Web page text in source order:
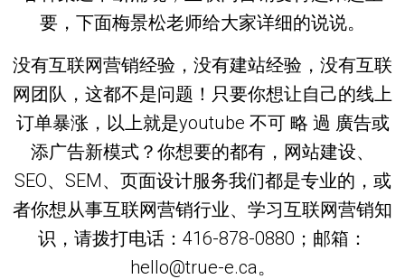
要，下面梅景松老师给大家详细的说说。
没有互联网营销经验，没有建站经验，没有互联
网团队，这都不是问题！只要你想让自己的线上
订单暴涨，以上就是youtube 不可 略 過 廣告或
添广告新模式？你想要的都有，网站建设、
SEO、SEM、页面设计服务我们都是专业的，或
者你想从事互联网营销行业、学习互联网营销知
识，请拨打电话：416-878-0880；邮箱：
hello@true-e.ca。